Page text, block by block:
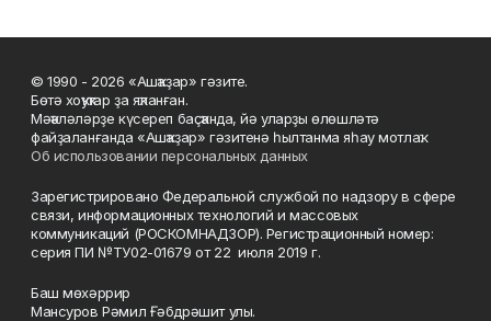
© 1990 - 2026 «Ашҡаҙар» гәзите.
Бөтә хоҡуҡтар ҙа яҡланған.
Мәҡәләләрҙе күсереп баҫҡанда, йә уларҙы өлөшләтә
файҙаланғанда «Ашҡаҙар» гәзитенә һылтанма яһау мотлаҡ.
Об использовании персональных данных
Зарегистрировано Федеральной службой по надзору в сфере
связи, информационных технологий и массовых
коммуникаций (РОСКОМНАДЗОР). Регистрационный номер:
серия ПИ №ТУ02-01679 от 22 июля 2019 г.
Баш мөхәррир
Мансуров Рәмил Ғәбдрәшит улы.